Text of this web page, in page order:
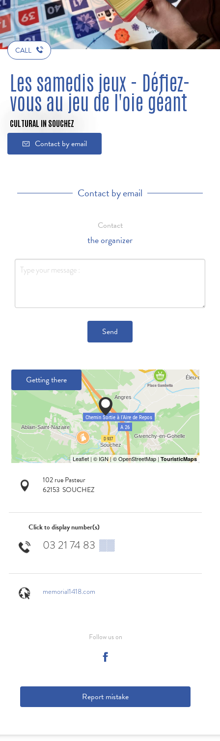
CALL
Les samedis jeux - Défiez-
vous au jeu de l'oie géant
CULTURAL IN SOUCHEZ
Contact by email
Contact by email
Contact
the organizer
Send
Getting there
102 rue Pasteur
62153 SOUCHEZ
Click to display number(s)
03 21 74 83 ▒▒
memorial1418.com
Follow us on
Report mistake